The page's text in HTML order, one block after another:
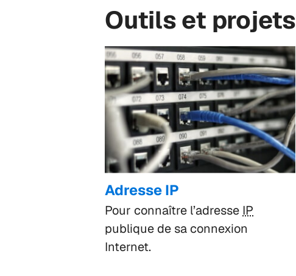
Outils et projets
Adresse IP
Pour connaître l’adresse IP
publique de sa connexion
Internet.